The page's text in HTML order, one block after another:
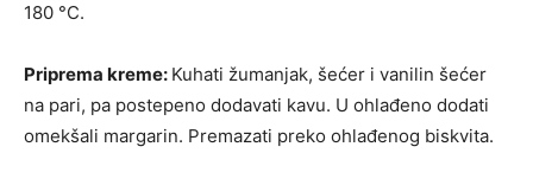
180 °C.
Priprema kreme: Kuhati žumanjak, šećer i vanilin šećer
na pari, pa postepeno dodavati kavu. U ohlađeno dodati
omekšali margarin. Premazati preko ohlađenog biskvita.